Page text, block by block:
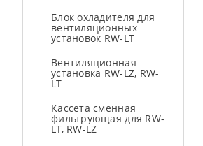
Блок охладителя для
вентиляционных
установок RW-LT
Вентиляционная
установка RW-LZ, RW-
LT
Кассета сменная
фильтрующая для RW-
LT, RW-LZ